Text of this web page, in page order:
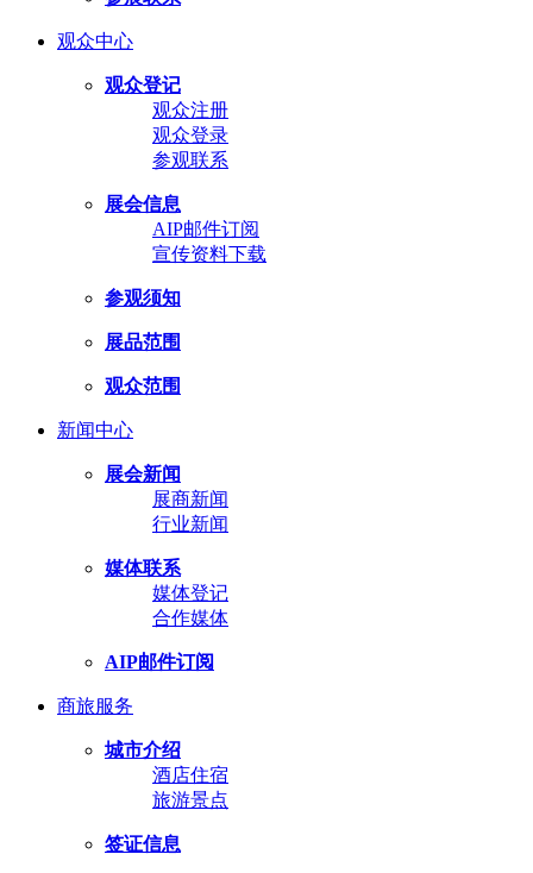
观众中心
观众登记
观众注册
观众登录
参观联系
展会信息
AIP邮件订阅
宣传资料下载
参观须知
展品范围
观众范围
新闻中心
展会新闻
展商新闻
行业新闻
媒体联系
媒体登记
合作媒体
AIP邮件订阅
商旅服务
城市介绍
酒店住宿
旅游景点
签证信息